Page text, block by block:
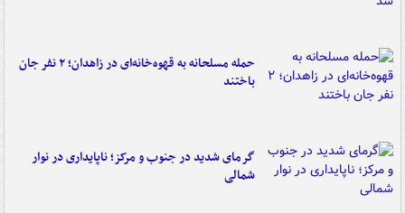
حمله مسلحانه به قهوه‌خانه‌ای در زاهدان؛ ۲ نفر جان
باختند
گرمای شدید در جنوب و مرکز؛ ناپایداری در نوار
شمالی